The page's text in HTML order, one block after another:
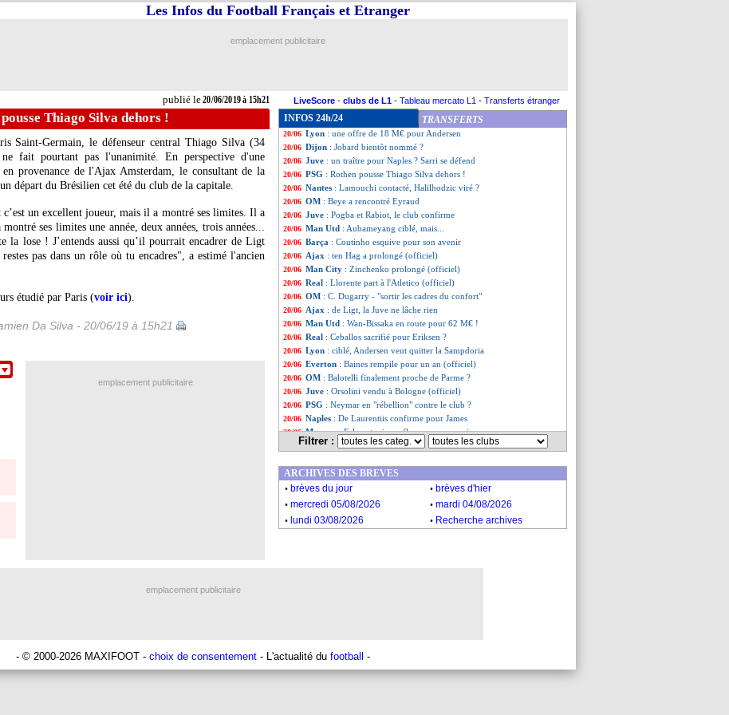
publié le20/06/2019 à 15h21
Les Infos du Football Français et Etranger
emplacement publicitaire
LiveScore - clubs de L1 - Tableau mercato L1 - Transferts étranger
Thiago Silva dehors !
Saint-Germain, le défenseur centralThiago Silva (34
fait pourtant pas l'unanimité. En perspective d'une
provenance de l'Ajax Amsterdam, le consultant de la
départ du Brésilien cet été du club de la capitale.
un excellent joueur, mais il a montré ses limites. Il a
ses limites une année, deux années, trois années...
la lose ! J’entends aussi qu’il pourrait encadrer de Ligt
pas dans un rôle où tu encadres", a estimé l'ancien
étudié par Paris (voir ici).
Da Silva - 20/06/19 à 15h21
INFOS 24h/24 TRANSFERTS
20/06 CAN: la VAR à partir des quarts
20/06 Lyon
20/06 Fiorentina: Chiesa, le boss montre les crocs
20/06 Lyon: Jean Lucas en approche ?
20/06 Lyon : une offre de 18 M€ pour Andersen
20/06 Dijon : Jobard bientôt nommé ?
20/06 Juve : un traître pour Naples ? Sarri se défend
20/06 PSG : Rothen pousse Thiago Silva dehors !
20/06 Nantes : Lamouchi contacté, Halilhodzic viré ?
20/06 OM : Beye a rencontré Eyraud
20/06 Juve : Pogba et Rabiot, le club confirme
20/06 Man Utd : Aubameyang ciblé, mais...
20/06 Barça : Coutinho esquive pour son avenir
20/06 Ajax : ten Hag a prolongé (officiel)
20/06 Man City : Zinchenko prolongé (officiel)
20/06 Real : Llorente part à l'Atletico (officiel)
20/06 OM : C. Dugarry - "sortir les cadres du confort"
20/06 Ajax : de Ligt, la Juve ne lâche rien
20/06 Man Utd : Wan-Bissaka en route pour 62 M€ !
20/06 Real : Ceballos sacrifié pour Eriksen ?
20/06 Lyon : ciblé, Andersen veut quitter la Sampdoria
20/06 Everton : Baines rempile pour un an (officiel)
20/06 OM : Balotelli finalement proche de Parme ?
20/06 Juve : Orsolini vendu à Bologne (officiel)
20/06 PSG : Neymar en "rébellion" contre le club ?
20/06 Naples : De Laurentiis confirme pour James
20/06 Monaco: Falcao toujours flou sur son avenir
20/06 PSG: la piste Milinkovic-Savic bien réactivée
20/06 Argentine: Messi refuse d'envisager un échec
20/06 Real: première offre réalisée pour Neymar ?
PSG: un intérêt confirmé pour Tonali
... Liste des brèves du mer. 19 juin 2019
Filtrer :
emplacement publicitaire
ARCHIVES DES BREVES
. brèves du jour . brèves d'hier
. mercredi 05/08/2026 . mardi 04/08/2026
. lundi 03/08/2026 . Recherche archives
emplacement publicitaire
- © 2000-2026 MAXIFOOT - choix de consentement - L'actualité du football -